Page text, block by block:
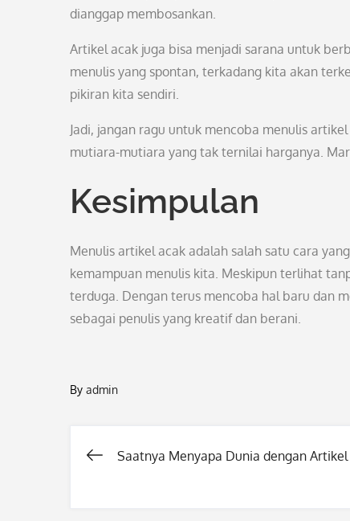
dianggap membosankan.
Artikel acak juga bisa menjadi sarana untuk
menulis yang spontan, terkadang kita akan
pikiran kita sendiri.
Jadi, jangan ragu untuk mencoba menulis
mutiara-mutiara yang tak ternilai harganya.
Kesimpulan
Menulis artikel acak adalah salah satu cara
kemampuan menulis kita. Meskipun terlihat
terduga. Dengan terus mencoba hal baru dan
sebagai penulis yang kreatif dan berani.
By admin
Post
Saatnya Menyapa Dunia dengan